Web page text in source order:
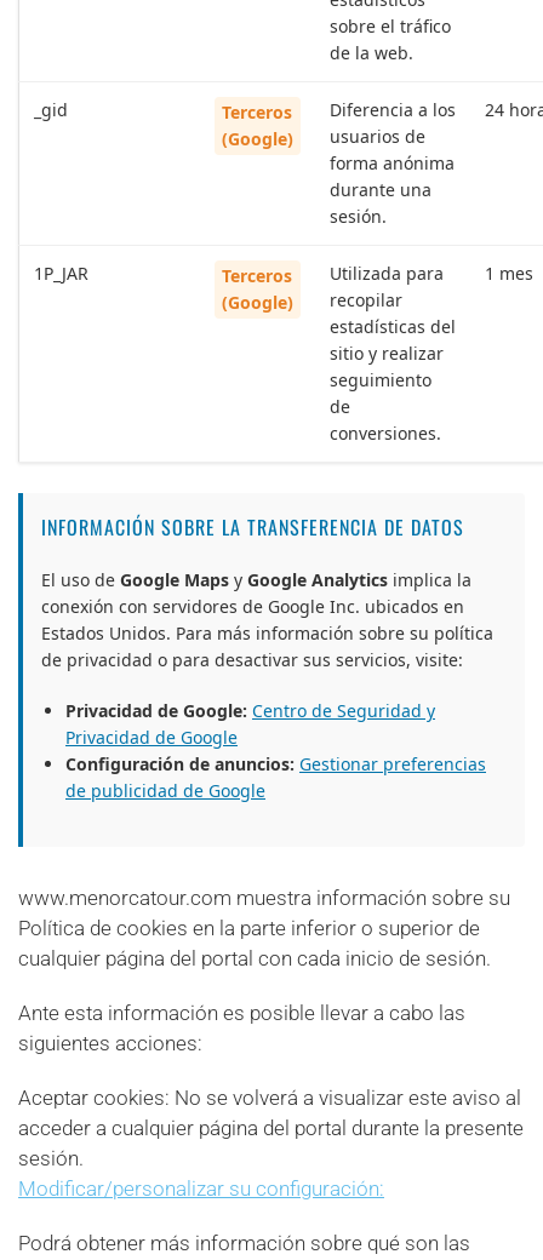
sobre el tráfico
de la web.
_gid
Terceros
(Google)
Diferencia a los
usuarios de
forma anónima
durante una
sesión.
24
1P_JAR
Terceros
(Google)
Utilizada para
recopilar
estadísticas del
sitio y realizar
seguimiento
de
conversiones.
1 mes
INFORMACIÓN SOBRE LA TRANSFERENCIA DE DATOS
El uso de Google Maps y Google Analytics implica la
conexión con servidores de Google Inc. ubicados en
Estados Unidos. Para más información sobre su política
de privacidad o para desactivar sus servicios, visite:
Privacidad de Google: Centro de Seguridad y
Privacidad de Google
Configuración de anuncios: Gestionar preferencias
de publicidad de Google
www.menorcatour.com muestra información sobre su
Política de cookies en la parte inferior o superior de
cualquier página del portal con cada inicio de sesión.
Ante esta información es posible llevar a cabo las
siguientes acciones:
Aceptar cookies: No se volverá a visualizar este aviso al
acceder a cualquier página del portal durante la presente
sesión.
Modificar/personalizar su configuración:
Podrá obtener más información sobre qué son las